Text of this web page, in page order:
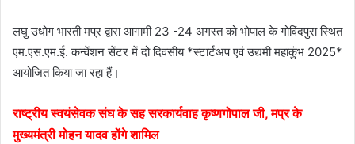
लघु उधोग भारती मप्र द्वारा आगामी 23 -24 अगस्त को भोपाल के गोविंदपुरा स्थित
एम.एस.एम.ई. कन्वेंशन सेंटर में दो दिवसीय *स्टार्टअप एवं उद्यमी महाकुंभ 2025*
आयोजित किया जा रहा हैं।
राष्ट्रीय स्वयंसेवक संघ के सह सरकार्यवाह कृष्णगोपाल जी, मप्र के
मुख्यमंत्री मोहन यादव होंगे शामिल